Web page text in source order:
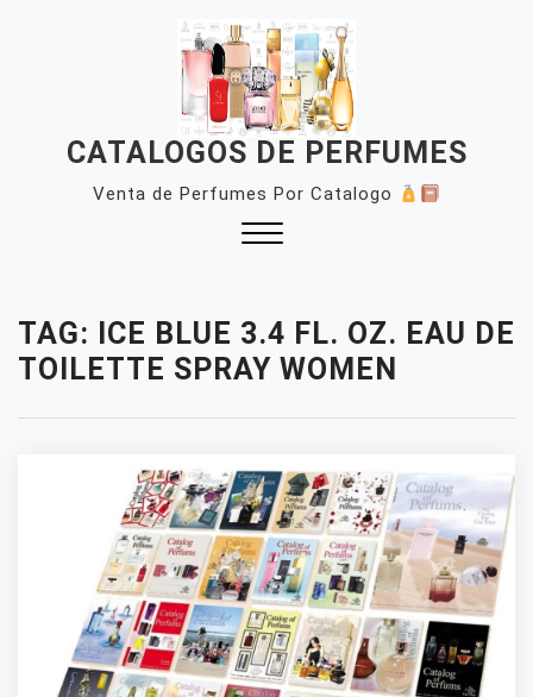
CATALOGOS DE PERFUMES
Venta de Perfumes Por Catalogo
TAG:
ICE BLUE 3.4 FL. OZ. EAU DE
TOILETTE SPRAY WOMEN